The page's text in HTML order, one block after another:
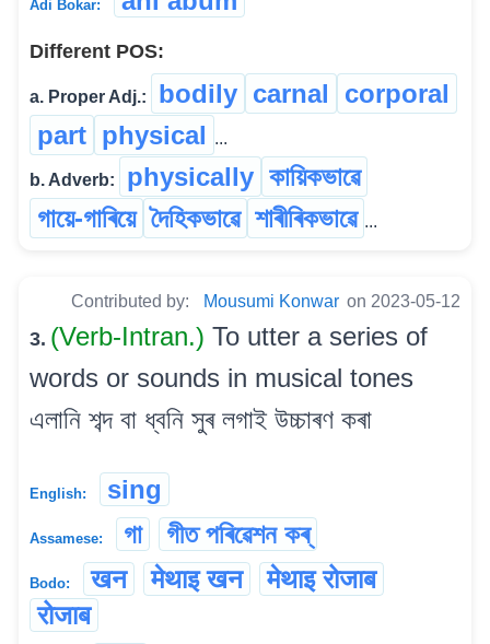
Adi Bokar:
Different POS:
a. Proper Adj.: bodily carnal
corporal
part physical ...
b. Adverb: physically কায়িকভাৱে
গায়ে-গাৰিয়ে দৈহিকভাৱে শাৰীৰিকভাৱে ...
Contributed by: Mousumi Konwar on 2023-05-12
3. (Verb-Intran.) To utter a series of
words or sounds in musical tones
এলানি শব্দ বা ধ্বনি সুৰ লগাই উচ্চাৰণ কৰা
English: sing
Assamese: গা গীত পৰিৱেশন কৰ্
Bodo: खन मेथाइ खन
मेथाइ रोजाब
रोजाब